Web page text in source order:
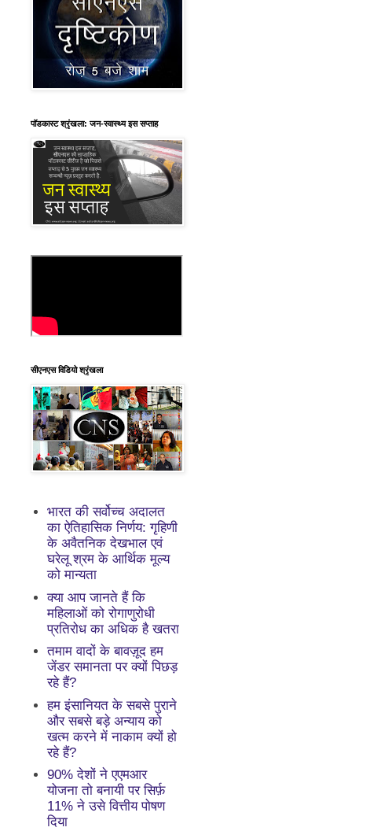
पॉडकास्ट श्रृंखला: जन-स्वास्थ्य इस सप्ताह
सीएनएस विडियो श्रृंखला
भारत की सर्वोच्च अदालत
का ऐतिहासिक निर्णय: गृहिणी
के अवैतनिक देखभाल एवं
घरेलू श्रम के आर्थिक मूल्य
को मान्यता
क्या आप जानते हैं कि
महिलाओं को रोगाणुरोधी
प्रतिरोध का अधिक है खतरा
तमाम वादों के बावज़ूद हम
जेंडर समानता पर क्यों पिछड़
रहे हैं?
हम इंसानियत के सबसे पुराने
और सबसे बड़े अन्याय को
खत्म करने में नाकाम क्यों हो
रहे हैं?
90% देशों ने एएमआर
योजना तो बनायी पर सिर्फ़
11% ने उसे वित्तीय पोषण
दिया